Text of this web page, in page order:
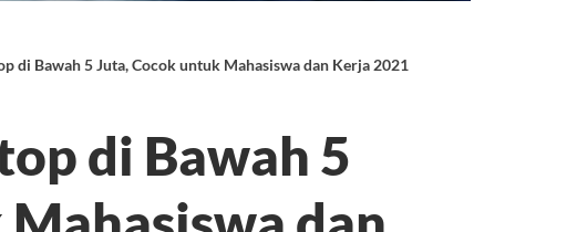
di Bawah 5 Juta, Cocok untuk Mahasiswa dan Kerja 2021
di Bawah 5